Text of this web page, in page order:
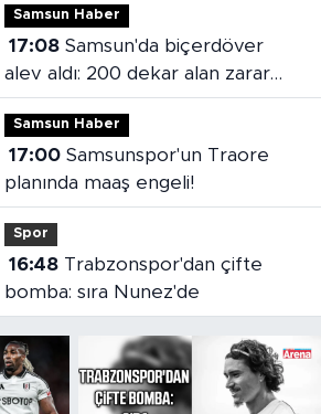
Samsun Haber
17:08Samsun'da biçerdöver
alev aldı: 200 dekar alan zarar
gördü
Samsun Haber
17:00Samsunspor'un Traore
planında maaş engeli!
Spor
16:48Trabzonspor'dan çifte
bomba: sıra Nunez'de